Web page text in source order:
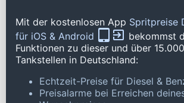
Mit der kostenlosen App Spritpreise
für iOS & Android
bekommst
Funktionen zu dieser und über
Tankstellen in Deutschland:
Echtzeit-Preise für Diesel &
Preisalarme bei Erreichen